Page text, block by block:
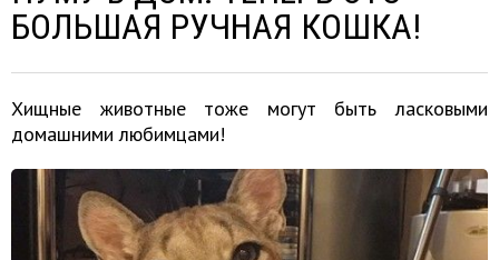
БОЛЬШАЯ РУЧНАЯ КОШКА!
Хищные животные тоже могут быть ласковыми
домашними любимцами!